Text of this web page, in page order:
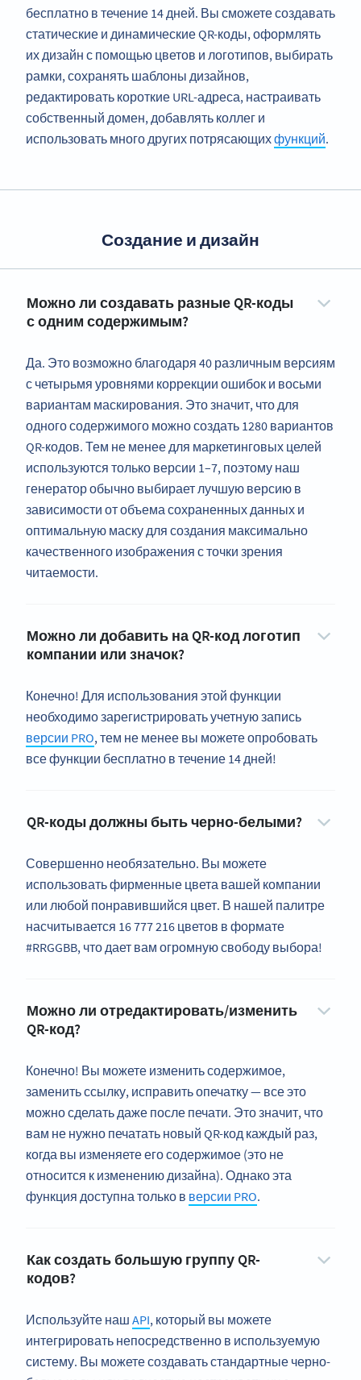
бесплатно в течение 14 дней. Вы сможете создавать
статические и динамические QR-коды, оформлять
их дизайн с помощью цветов и логотипов, выбирать
рамки, сохранять шаблоны дизайнов,
редактировать короткие URL-адреса, настраивать
собственный домен, добавлять коллег и
использовать много других потрясающихфункций.
Создание и дизайн
Можно ли создавать разные QR-коды
с одним содержимым?
Да. Это возможно благодаря 40 различным версиям
с четырьмя уровнями коррекции ошибок и восьми
вариантам маскирования. Это значит, что для
одного содержимого можно создать 1280 вариантов
QR-кодов. Тем не менее для маркетинговых целей
используются только версии 1–7, поэтому наш
генератор обычно выбирает лучшую версию в
зависимости от объема сохраненных данных и
оптимальную маску для создания максимально
качественного изображения с точки зрения
читаемости.
Можно ли добавить на QR-код логотип
компании или значок?
Конечно! Для использования этой функции
необходимо зарегистрировать учетную запись
версии PRO, тем не менее вы можете опробовать
все функции бесплатно в течение 14 дней!
QR-коды должны быть черно-белыми?
Совершенно необязательно. Вы можете
использовать фирменные цвета вашей компании
или любой понравившийся цвет. В нашей палитре
насчитывается 16 777 216 цветов в формате
#RRGGBB, что дает вам огромную свободу выбора!
Можно ли отредактировать/изменить
QR-код?
Конечно! Вы можете изменить содержимое,
заменить ссылку, исправить опечатку — все это
можно сделать даже после печати. Это значит, что
вам не нужно печатать новый QR-код каждый раз,
когда вы изменяете его содержимое (это не
относится к изменению дизайна). Однако эта
функция доступна только в версии PRO.
Как создать большую группу QR-
кодов?
Используйте наш API, который вы можете
интегрировать непосредственно в используемую
систему. Вы можете создавать стандартные черно-